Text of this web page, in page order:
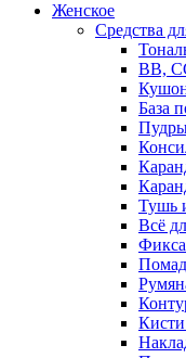
Женское
Средства
BB,
База
Тушь
Всё